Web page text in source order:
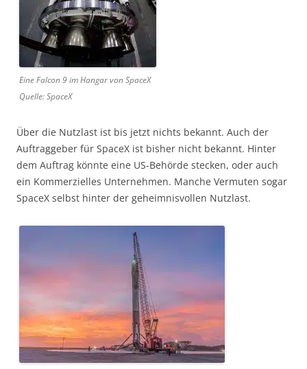
Eine Falcon 9 im Hangar von SpaceX
Quelle: SpaceX
Über die Nutzlast ist bis jetzt nichts bekannt. Auch der
Auftraggeber für SpaceX ist bisher nicht bekannt. Hinter
dem Auftrag könnte eine US-Behörde stecken, oder auch
ein Kommerzielles Unternehmen. Manche Vermuten sogar
SpaceX selbst hinter der geheimnisvollen Nutzlast.